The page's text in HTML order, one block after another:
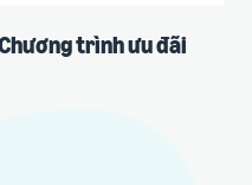
trình ưu đãi